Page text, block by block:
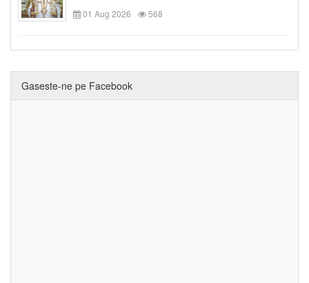
01 Aug 2026
568
Gaseste-ne pe Facebook